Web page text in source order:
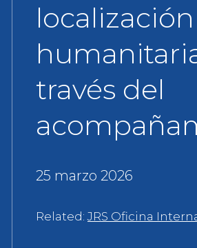
localización
través del
25 marzo 2026
Related:JRS Oficina